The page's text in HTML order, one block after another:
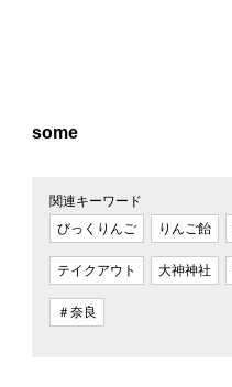
some
関連キーワード
びっくりんご
りんご飴
テイクアウト 大神神社
＃奈良